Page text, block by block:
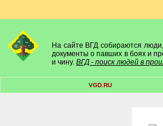
На сайте ВГД собираются люди,
документы о павших в боях и
и чину. ВГД - поиск людей в
VGD.RU